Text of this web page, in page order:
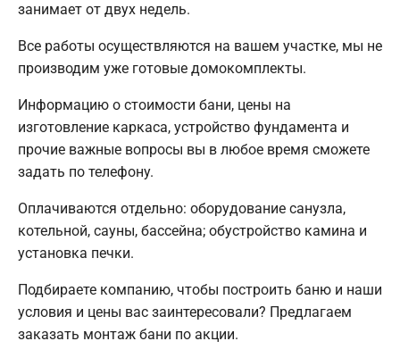
занимает от двух недель.
Все работы осуществляются на вашем участке, мы не
производим уже готовые домокомплекты.
Информацию о стоимости бани, цены на
изготовление каркаса, устройство фундамента и
прочие важные вопросы вы в любое время сможете
задать по телефону.
Оплачиваются отдельно: оборудование санузла,
котельной, сауны, бассейна; обустройство камина и
установка печки.
Подбираете компанию, чтобы построить баню и наши
условия и цены вас заинтересовали? Предлагаем
заказать монтаж бани по акции.